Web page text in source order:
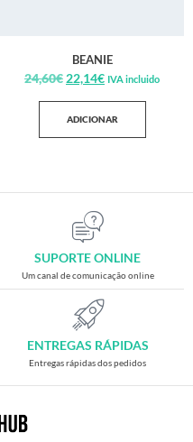
BEANIE
24,60€ 22,14€ IVA incluido
ADICIONAR
SUPORTE ONLINE
Um canal de comunicação online
ENTREGAS RÁPIDAS
Entregas rápidas dos pedidos